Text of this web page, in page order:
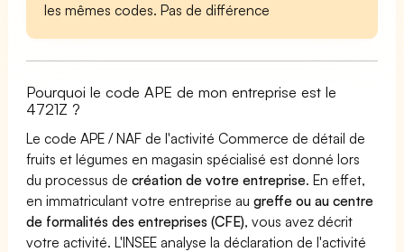
les mêmes codes. Pas de différence
Pourquoi le code APE de mon entreprise est le
4721Z ?
Le code APE / NAF de l'activité Commerce de détail de
fruits et légumes en magasin spécialisé est donné lors
du processus decréation de votre entreprise. En effet,
en immatriculant votre entreprise augreffe ou au centre
de formalités des entreprises (CFE), vous avez décrit
votre activité. L'INSEE analyse la déclaration de l'activité